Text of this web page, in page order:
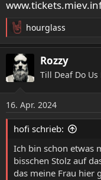
R
e
a
k
t
o
n
e
n
hourglass
Rozzy
Till Deaf Do Us
16. Apr. 2024
hofi schrieb:
Ich bin schon etwas
bisschen Stolz auf
das meine Frau hier